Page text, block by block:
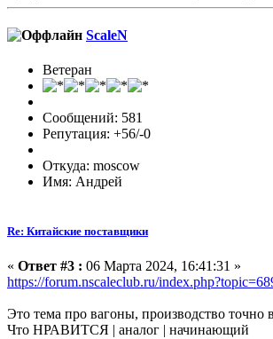
ScaleN
Ветеран
Сообщений: 581
Репутация: +56/-0
Откуда: moscow
Имя: Андрей
Re: Китайские поставщики
« Ответ #3 : 06 Марта 2024, 16:41:31 »
https://forum.nscaleclub.ru/
Это тема про вагоны, производство
Что НРАВИТСЯ | аналог | начинающий